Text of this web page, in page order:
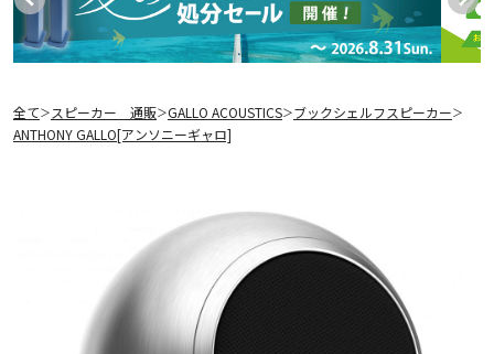
全て＞ スピーカー 通販＞GALLO ACOUSTICS＞ブックシェルフスピーカー＞
ANTHONY GALLO[アンソニーギャロ]